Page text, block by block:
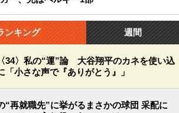
ンキング 週間
34〉私の“運”論 大谷翔平のカネを使い込
「小さな声で『ありがとう』」
“再就職先”に挙がるまさかの球団 采配に